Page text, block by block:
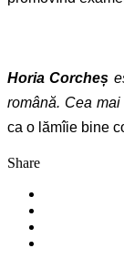
Horia Corcheș
română. Cea
ca o lămîie bine
Share